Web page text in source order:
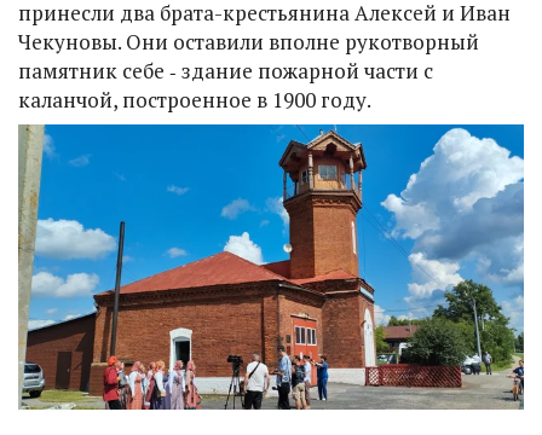
принесли два брата-крестьянина Алексей и Иван
Чекуновы. Они оставили вполне рукотворный
памятник себе ‑ здание пожарной части с
каланчой, построенное в 1900 году.